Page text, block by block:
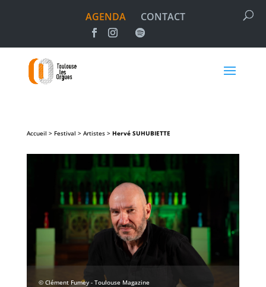
AGENDA CONTACT
Accueil > Festival > Artistes > Hervé SUHUBIETTE
© Clément Fumey - Toulouse Magazine